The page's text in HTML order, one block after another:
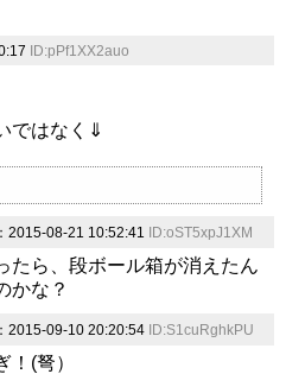
ID:pPf1XX2auo
ではなく⇓
：2015-08-21 10:52:41 ID:oST5xpJ1XM
たら、段ボール箱が消えたん
かな？
：2015-09-10 20:20:54 ID:S1cuRghkPU
(弩）